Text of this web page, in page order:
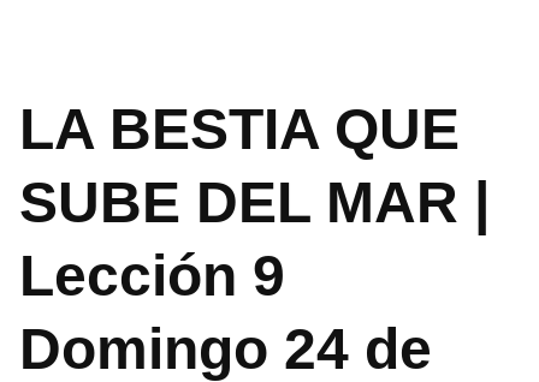
LA BESTIA QUE
SUBE DEL MAR |
Lección 9
Domingo 24 de